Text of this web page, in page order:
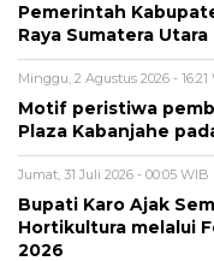
Pemerintah
Raya Sumatera
Minggu, 2 Agustus 2026 - 16:21
Motif peristiwa
Plaza Kabanjahe
Jumat, 31 Juli 2026 - 00:05 WIB
Bupati Karo Ajak
Hortikultura melalui
2026